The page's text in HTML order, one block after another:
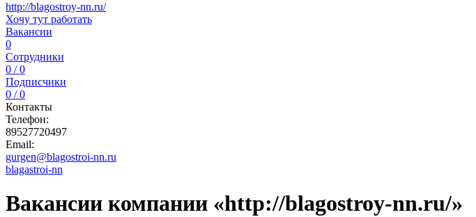
http://blagostroy-nn.ru/
Хочу тут работать
Вакансии
0
Сотрудники
0 / 0
Подписчики
0 / 0
Контакты
Телефон:
89527720497
Email:
gurgen@blagostroi-nn.ru
blagastroi-nn
Вакансии компании «http://blagostroy-nn.ru/»